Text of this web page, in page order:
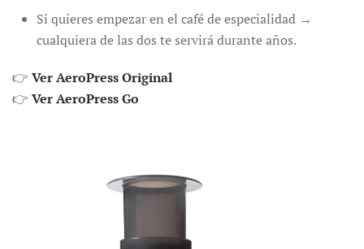
Si quieres empezar en el café de especialidad →
cualquiera de las dos te servirá durante años.
👉 Ver AeroPress Original
👉 Ver AeroPress Go